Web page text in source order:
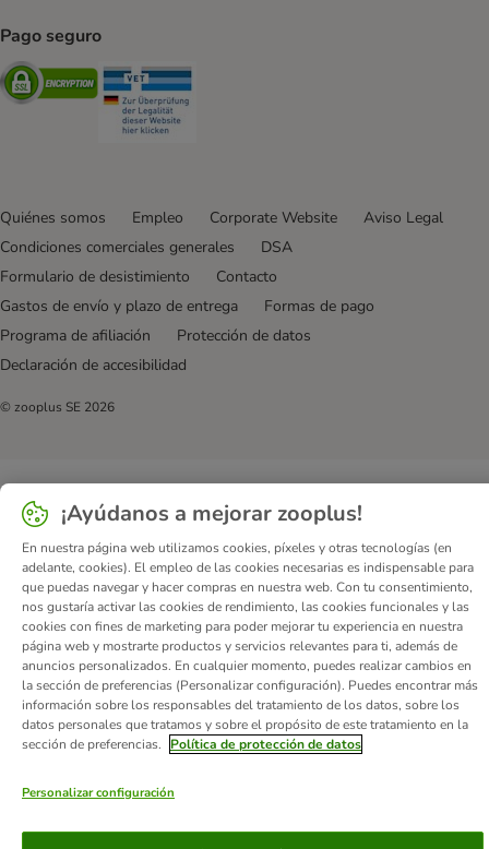
Pago seguro
Security
Quiénes somos Empleo Corporate Website
Aviso Legal
Condiciones comerciales generales
DSA
Formulario de desistimiento
Contacto
Gastos de envío y plazo de entrega
Formas de pago
Programa de afiliación
Protección de datos
Declaración de accesibilidad
© zooplus SE 2026
¡Ayúdanos a mejorar zooplus!
En nuestra página web utilizamos cookies, píxeles y otras tecnologías (en
adelante, cookies). El empleo de las cookies necesarias es indispensable para
que puedas navegar y hacer compras en nuestra web. Con tu consentimiento,
nos gustaría activar las cookies de rendimiento, las cookies funcionales y las
cookies con fines de marketing para poder mejorar tu experiencia en nuestra
página web y mostrarte productos y servicios relevantes para ti, además de
anuncios personalizados. En cualquier momento, puedes realizar cambios en
la sección de preferencias (Personalizar configuración). Puedes encontrar más
información sobre los responsables del tratamiento de los datos, sobre los
datos personales que tratamos y sobre el propósito de este tratamiento en la
sección de preferencias.
Política de protección de datos
Personalizar configuración